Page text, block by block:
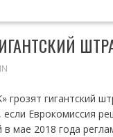
грозят гигантский
если Еврокомиссия
мае 2018 года